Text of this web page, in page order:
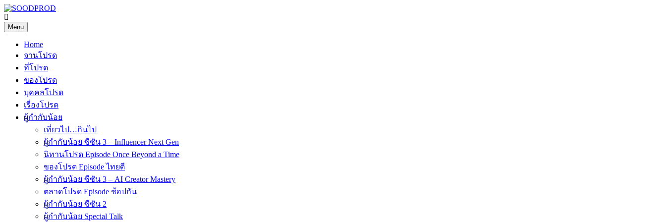
Skip
to
content
SOODPROD
Telling Thai stories with heart and craft
Menu
Home
จานโปรด
ที่โปรด
ของโปรด
บุคคลโปรด
เรื่องโปรด
ผู้กำกับน้อย
เที่ยวไป…กินไป
ผู้กำกับน้อย ซีซัน 3 – Influencer Next Gen
นิทานโปรด Episode Once Beyond a Time
ของโปรด Episode ไทยดี
ผู้กำกับน้อย ซีซัน 3 – AI Creator Mastery
ตลาดโปรด Episode ช้อปกัน
ผู้กำกับน้อย ซีซัน 2
ผู้กำกับน้อย Special Talk